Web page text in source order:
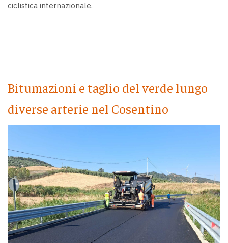
ciclistica internazionale.
Bitumazioni e taglio del verde lungo
diverse arterie nel Cosentino